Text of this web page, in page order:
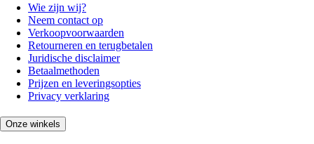
Wie zijn wij?
Neem contact op
Verkoopvoorwaarden
Retourneren en terugbetalen
Juridische disclaimer
Betaalmethoden
Prijzen en leveringsopties
Privacy verklaring
Onze winkels